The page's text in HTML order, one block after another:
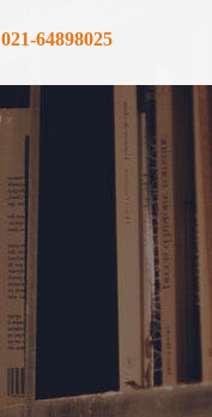
021-64898025